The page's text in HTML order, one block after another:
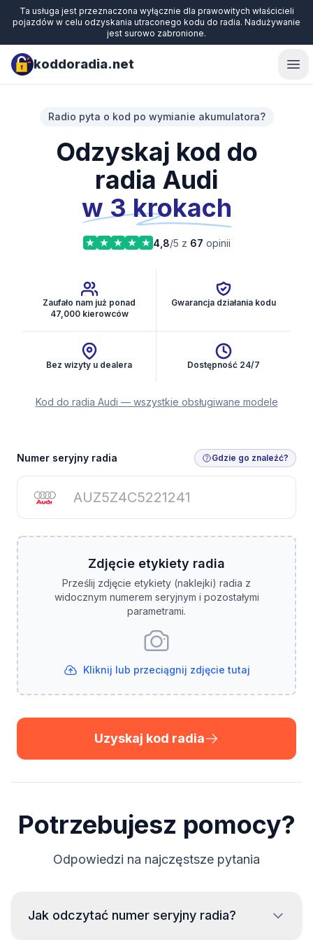
Ta usługa jest przeznaczona wyłącznie dla prawowitych właścicieli
pojazdów w celu odzyskania utraconego kodu do radia. Nadużywanie
jest surowo zabronione.
koddoradia.net
Radio pyta o kod po wymianie akumulatora?
Odzyskaj kod do
radia Audi
w 3 krokach
4,8/5 z 67 opinii
Zaufało nam już ponad
47,000 kierowców
Gwarancja działania kodu
Bez wizyty u dealera Dostępność 24/7
Kod do radia Audi — wszystkie obsługiwane modele
Uzyskaj kod radia
Numer seryjny radia Gdzie go znaleźć?
Zdjęcie etykiety radia
Prześlij zdjęcie etykiety (naklejki) radia z
widocznym numerem seryjnym i pozostałymi
parametrami.
Kliknij lub przeciągnij zdjęcie tutaj
Uzyskaj kod radia
Potrzebujesz pomocy?
Odpowiedzi na najczęstsze pytania
Jak odczytać numer seryjny radia?